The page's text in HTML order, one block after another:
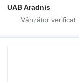
UAB Aradnis